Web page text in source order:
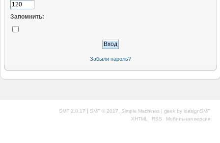
Запомнить:
Забыли пароль?
SMF 2.0.17 SMF © 2017, Simple Machines | geek by idesignSMF
XHTML
RSS Мобильная версия